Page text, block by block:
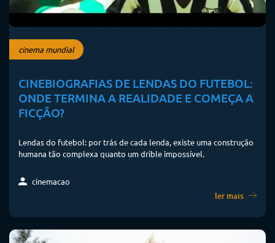
cinema mundial
CINEBIOGRAFIAS DE LENDAS DO FUTEBOL:
ONDE TERMINA A REALIDADE E COMEÇA A
FICÇÃO?
Lendas do futebol: por trás de cada lenda, existe uma construção
humana tão complexa quanto um drible impossível.
cinemacao
ler mais